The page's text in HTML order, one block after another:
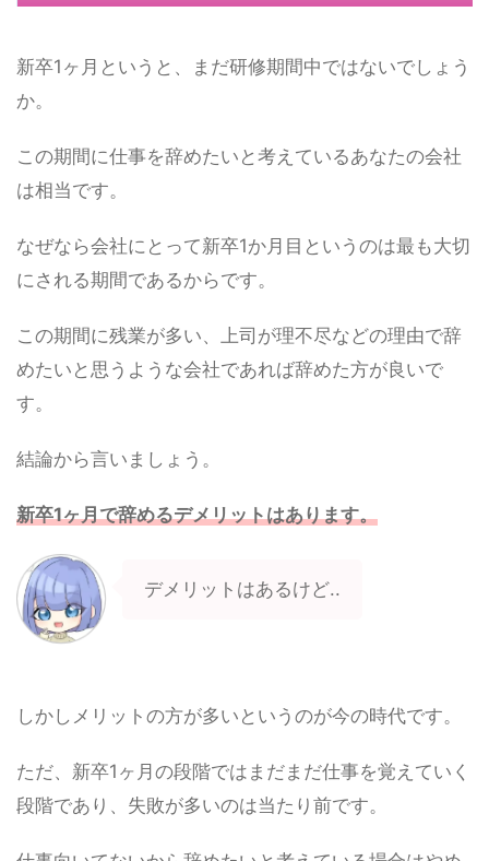
新卒1ヶ月というと、まだ研修期間中ではないでしょう
か。
この期間に仕事を辞めたいと考えているあなたの会社
は相当です。
なぜなら会社にとって新卒1か月目というのは最も大切
にされる期間であるからです。
この期間に残業が多い、上司が理不尽などの理由で辞
めたいと思うような会社であれば辞めた方が良いで
す。
結論から言いましょう。
新卒1ヶ月で辞めるデメリットはあります。
デメリットはあるけど..
しかしメリットの方が多いというのが今の時代です。
ただ、新卒1ヶ月の段階ではまだまだ仕事を覚えていく
段階であり、失敗が多いのは当たり前です。